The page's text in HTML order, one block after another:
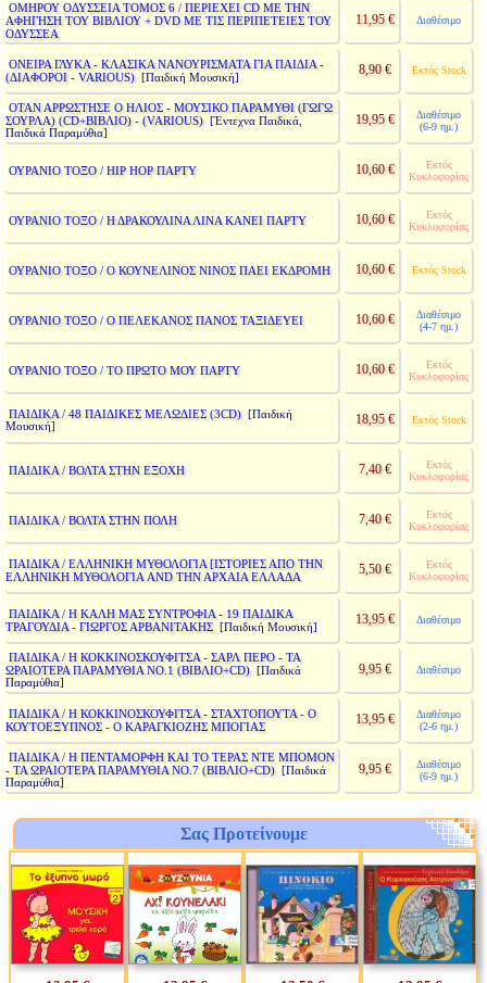
ΟΜΗΡΟΥ ΟΔΥΣΣΕΙΑ ΤΟΜΟΣ 6 / ΠΕΡΙΕΧΕΙ CD ΜΕ ΤΗΝ
ΑΦΗΓΗΣΗ ΤΟΥ ΒΙΒΛΙΟΥ + DVD ΜΕ ΤΙΣ ΠΕΡΙΠΕΤΕΙΕΣ ΤΟΥ
ΟΔΥΣΣΕΑ
11,95 € Διαθέσιμο
ΟΝΕΙΡΑ ΓΛΥΚΑ - ΚΛΑΣΙΚΑ ΝΑΝΟΥΡΙΣΜΑΤΑ ΓΙΑ ΠΑΙΔΙΑ -
(ΔΙΑΦΟΡΟΙ - VARIOUS)[Παιδική Μουσική]
8,90 € Εκτός Stock
ΟΤΑΝ ΑΡΡΩΣΤΗΣΕ Ο ΗΛΙΟΣ - ΜΟΥΣΙΚΟ ΠΑΡΑΜΥΘΙ (ΓΩΓΩ
ΣΟΥΡΛΑ) (CD+ΒΙΒΛΙΟ) - (VARIOUS)[Έντεχνα Παιδικά,
Παιδικά Παραμύθια]
19,95 €
Διαθέσιμο
(6-9 ημ.)
ΟΥΡΑΝΙΟ ΤΟΞΟ / HIP HOP ΠΑΡΤΥ 10,60 €
Εκτός
Κυκλοφορίας
ΟΥΡΑΝΙΟ ΤΟΞΟ / Η ΔΡΑΚΟΥΛΙΝΑ ΛΙΝΑ ΚΑΝΕΙ ΠΑΡΤΥ 10,60 €
Εκτός
Κυκλοφορίας
ΟΥΡΑΝΙΟ ΤΟΞΟ / Ο ΚΟΥΝΕΛΙΝΟΣ ΝΙΝΟΣ ΠΑΕΙ ΕΚΔΡΟΜΗ 10,60 € Εκτός Stock
ΟΥΡΑΝΙΟ ΤΟΞΟ / Ο ΠΕΛΕΚΑΝΟΣ ΠΑΝΟΣ ΤΑΞΙΔΕΥΕΙ 10,60 €
Διαθέσιμο
(4-7 ημ.)
ΟΥΡΑΝΙΟ ΤΟΞΟ / ΤΟ ΠΡΩΤΟ ΜΟΥ ΠΑΡΤΥ 10,60 €
Εκτός
Κυκλοφορίας
ΠΑΙΔΙΚΑ / 48 ΠΑΙΔΙΚΕΣ ΜΕΛΩΔΙΕΣ (3CD)[Παιδική
Μουσική]
18,95 € Εκτός Stock
ΠΑΙΔΙΚΑ / ΒΟΛΤΑ ΣΤΗΝ ΕΞΟΧΗ 7,40 €
Εκτός
Κυκλοφορίας
ΠΑΙΔΙΚΑ / ΒΟΛΤΑ ΣΤΗΝ ΠΟΛΗ 7,40 €
Εκτός
Κυκλοφορίας
ΠΑΙΔΙΚΑ / ΕΛΛΗΝΙΚΗ ΜΥΘΟΛΟΓΙΑ [ΙΣΤΟΡΙΕΣ ΑΠΟ ΤΗΝ
ΕΛΛΗΝΙΚΗ ΜΥΘΟΛΟΓΙΑ AND ΤΗΝ ΑΡΧΑΙΑ ΕΛΛΑΔΑ
5,50 €
Εκτός
Κυκλοφορίας
ΠΑΙΔΙΚΑ / Η ΚΑΛΗ ΜΑΣ ΣΥΝΤΡΟΦΙΑ - 19 ΠΑΙΔΙΚΑ
ΤΡΑΓΟΥΔΙΑ - ΓΙΩΡΓΟΣ ΑΡΒΑΝΙΤΑΚΗΣ [Παιδική Μουσική]
13,95 € Διαθέσιμο
ΠΑΙΔΙΚΑ / Η ΚΟΚΚΙΝΟΣΚΟΥΦΙΤΣΑ - ΣΑΡΛ ΠΕΡΟ - ΤΑ
ΩΡΑΙΟΤΕΡΑ ΠΑΡΑΜΥΘΙΑ ΝΟ.1 (ΒΙΒΛΙΟ+CD)[Παιδικά
Παραμύθια]
9,95 € Διαθέσιμο
ΠΑΙΔΙΚΑ / Η ΚΟΚΚΙΝΟΣΚΟΥΦΙΤΣΑ - ΣΤΑΧΤΟΠΟΥΤΑ - Ο
ΚΟΥΤΟΕΞΥΠΝΟΣ - Ο ΚΑΡΑΓΚΙΟΖΗΣ ΜΠΟΓΙΑΣ
13,95 €
Διαθέσιμο
(2-6 ημ.)
ΠΑΙΔΙΚΑ / Η ΠΕΝΤΑΜΟΡΦΗ ΚΑΙ ΤΟ ΤΕΡΑΣ ΝΤΕ ΜΠΟΜΟΝ
- ΤΑ ΩΡΑΙΟΤΕΡΑ ΠΑΡΑΜΥΘΙΑ ΝΟ.7 (ΒΙΒΛΙΟ+CD)[Παιδικά
Παραμύθια]
9,95 €
Διαθέσιμο
(6-9 ημ.)
Σας Προτείνουμε